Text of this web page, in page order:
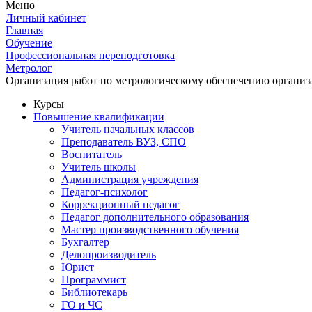
Меню
Личный кабинет
Главная
Обучение
Профессиональная переподготовка
Метролог
Организация работ по метрологическому обеспечению
Курсы
Повышение квалификации
Учитель начальных классов
Преподаватель ВУЗ, СПО
Воспитатель
Учитель школы
Администрация учреждения
Педагог-психолог
Коррекционный педагог
Педагог дополнительного образования
Мастер производственного обучения
Бухгалтер
Делопроизводитель
Юрист
Программист
Библиотекарь
ГО и ЧС